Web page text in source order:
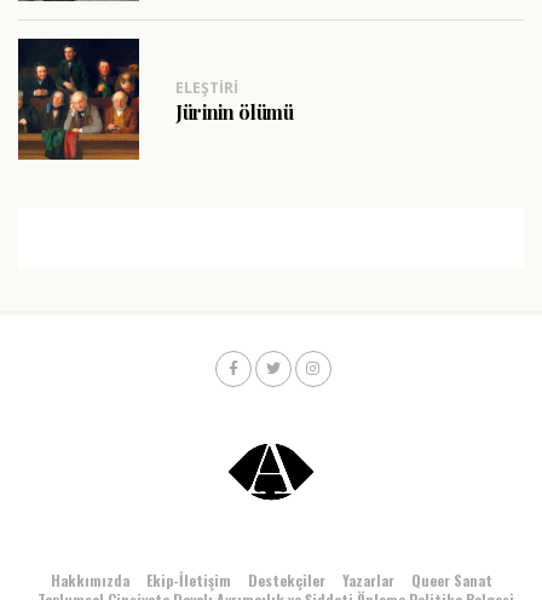
ELEŞTIRI
Jürinin ölümü
Hakkımızda Ekip-İletişim Destekçiler Yazarlar
Queer Sanat